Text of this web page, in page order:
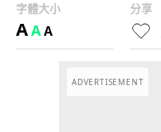
字體大小
AAA
分享
ADVERTISEMENT